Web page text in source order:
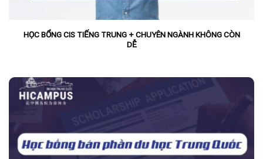
HỌC BỔNG CIS TIẾNG TRUNG + CHUYÊN NGÀNH KHÔNG CÒN
DỄ